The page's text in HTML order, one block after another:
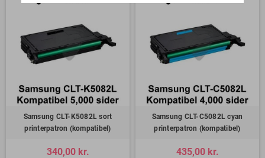
Samsung CLT-K5082L sort
printerpatron (kompatibel)
340,00 kr.
Samsung CLT-C5082L cyan
printerpatron (kompatibel)
435,00 kr.